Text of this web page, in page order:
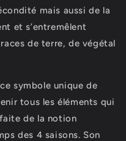
mais aussi de la
et s’entremêlent
de terre, de végétal
symbole unique de
tous les éléments qui
de la notion
des 4 saisons. Son